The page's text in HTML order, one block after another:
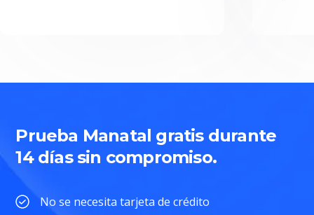
Prueba Manatal gratis durante
14 días sin compromiso.
No se necesita tarjeta de crédito